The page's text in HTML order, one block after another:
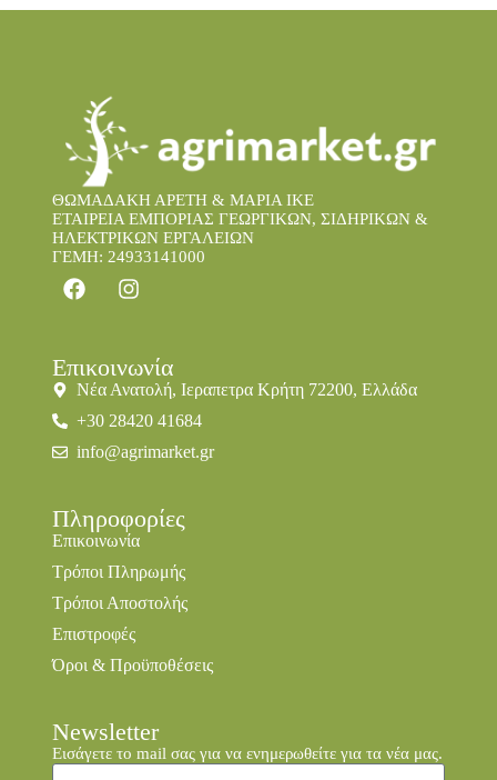
ΘΩΜΑΔΑΚΗ ΑΡΕΤΗ & ΜΑΡΙΑ IKE
ΕΤΑΙΡΕΙΑ ΕΜΠΟΡΙΑΣ ΓΕΩΡΓΙΚΩΝ, ΣΙΔΗΡΙΚΩΝ &
ΗΛΕΚΤΡΙΚΩΝ ΕΡΓΑΛΕΙΩΝ
ΓΕΜΗ: 24933141000
Επικοινωνία
Νέα Ανατολή, Ιεραπετρα Κρήτη 72200, Ελλάδα
+30 28420 41684
info@agrimarket.gr
Πληροφορίες
Επικοινωνία
Τρόποι Πληρωμής
Τρόποι Αποστολής
Επιστροφές
Όροι & Προϋποθέσεις
Newsletter
Εισάγετε το mail σας για να ενημερωθείτε για τα νέα μας.